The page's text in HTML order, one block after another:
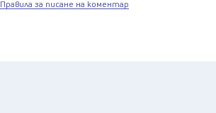
Правила за писане на коментар